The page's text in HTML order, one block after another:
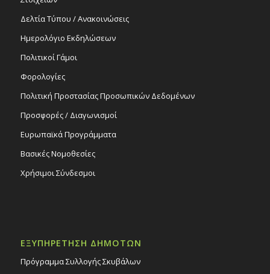
Δελτία Τύπου / Ανακοινώσεις
Ημερολόγιο Εκδηλώσεων
Πολιτικοί Γάμοι
Φορολογίες
Πολιτική Προστασίας Προσωπικών Δεδομένων
Προσφορές / Διαγωνισμοί
Ευρωπαϊκά Προγράμματα
Βασικές Νομοθεσίες
Χρήσιμοι Σύνδεσμοι
ΕΞΥΠΗΡΕΤΗΣΗ ΔΗΜΟΤΩΝ
Πρόγραμμα Συλλογής Σκυβάλων